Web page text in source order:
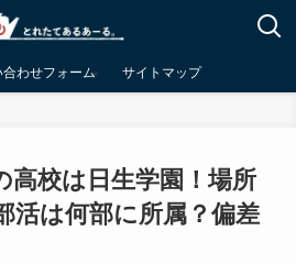
合わせフォーム サイトマップ
高校は日生学園！場所
活は何部に所属？偏差